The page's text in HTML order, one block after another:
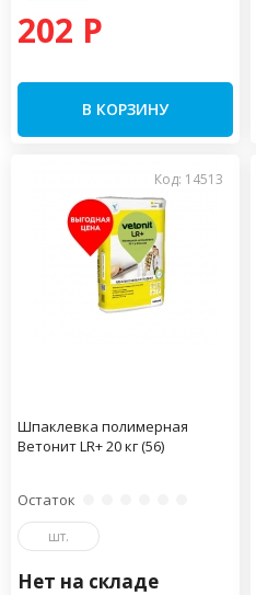
202 P
В КОРЗИНУ
Код: 14513
Шпаклевка полимерная
Ветонит LR+ 20 кг (56)
Остаток
шт.
Нет на складе